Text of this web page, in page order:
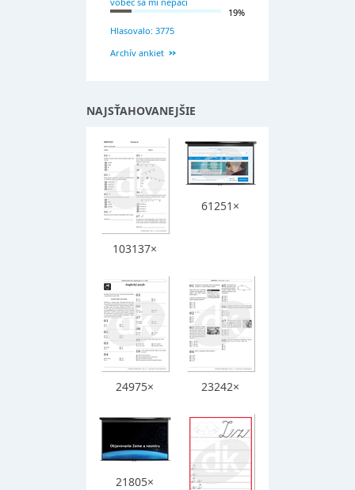
19%
Hlasovalo: 3775
Archív ankiet
NAJSŤAHOVANEJŠIE
103137×
61251×
24975× 23242×
21805×